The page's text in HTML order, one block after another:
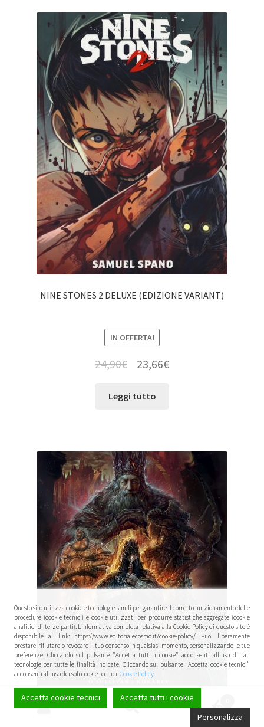
NINE STONES 2 DELUXE (EDIZIONE VARIANT)
IN OFFERTA!
24,90€ 23,66€
Leggi tutto
Questo sito utilizza cookie e tecnologie simili per garantire il corretto funzionamento delle
procedure (cookie tecnici) e cookie utilizzati per produrre statistiche aggregate (cookie
analitici di terze parti). L’informativa completa relativa alla Cookie Policy di questo sito è
disponibile al link: https://www.editorialecosmo.it/cookie-policy/ Puoi liberamente
prestare, rifiutare o revocare il tuo consenso in qualsiasi momento, personalizzando le tue
preferenze. Cliccando sul pulsante "Accetta tutti i cookie" acconsenti all'uso di tali
tecnologie per tutte le finalità indicate. Cliccando sul pulsante "Accetta cookie tecnici"
acconsenti all'uso dei soli cookie tecnici.Cookie Policy
Accetta cookie tecnici
Accetta tutti i cookie
Personalizza